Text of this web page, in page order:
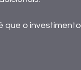
que o investimento